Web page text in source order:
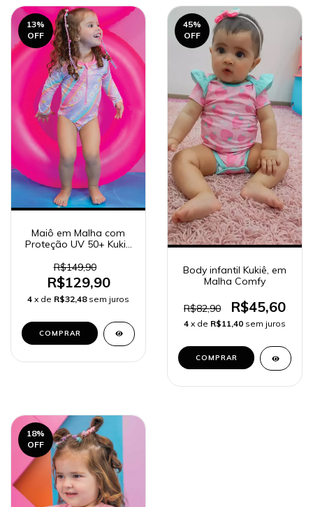
13%
OFF
Maiô em Malha com
Proteção UV 50+ Kukiê
R$149,90
R$129,90
4 x de R$32,48 sem juros
COMPRAR
45%
OFF
Body infantil Kukiê, em
Malha Comfy
R$82,90 R$45,60
4 x de R$11,40 sem juros
COMPRAR
18%
OFF